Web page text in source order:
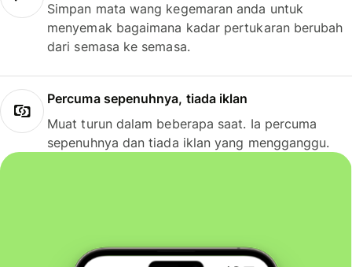
Simpan mata wang kegemaran anda untuk
menyemak bagaimana kadar pertukaran berubah
dari semasa ke semasa.
Percuma sepenuhnya, tiada iklan
Muat turun dalam beberapa saat. Ia percuma
sepenuhnya dan tiada iklan yang mengganggu.